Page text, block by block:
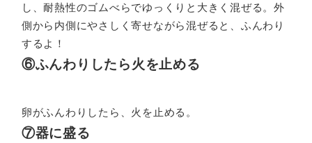
し、耐熱性のゴムべらでゆっくりと大きく混ぜる。外
側から内側にやさしく寄せながら混ぜると、ふんわり
するよ！
⑥ふんわりしたら火を止める
卵がふんわりしたら、火を止める。
⑦器に盛る